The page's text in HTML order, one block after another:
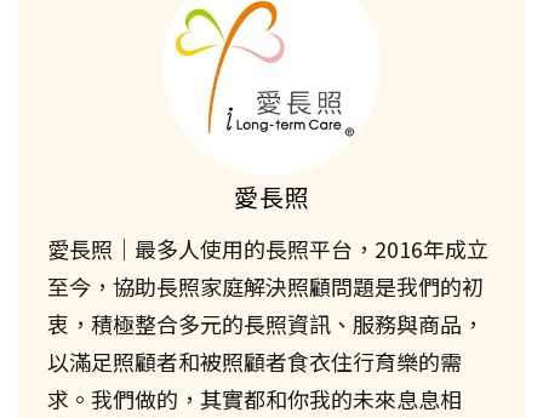
愛長照
愛長照｜最多人使用的長照平台，2016年成立
至今，協助長照家庭解決照顧問題是我們的初
衷，積極整合多元的長照資訊、服務與商品，
以滿足照顧者和被照顧者食衣住行育樂的需
求。我們做的，其實都和你我的未來息息相